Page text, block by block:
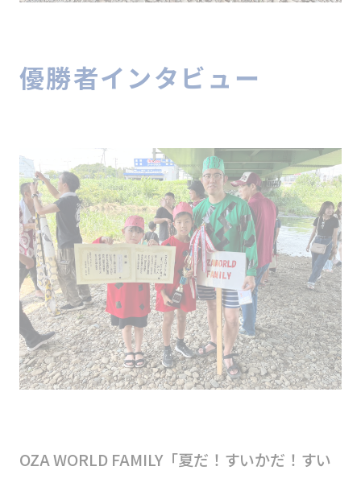
優勝者インタビュー
OZA WORLD FAMILY「夏だ！すいかだ！すい